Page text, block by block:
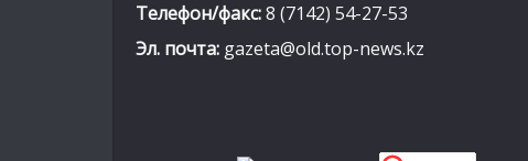
Телефон/факс:8 (7142) 54-27-53
Эл. почта: gazeta@old.top-news.kz